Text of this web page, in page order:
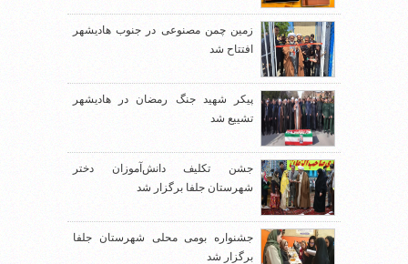
زمین چمن مصنوعی در جنوب هادیشهر
افتتاح شد
پیکر شهید جنگ رمضان در هادیشهر
تشییع شد
جشن تکلیف دانش‌آموزان دختر
شهرستان جلفا برگزار شد
جشنواره بومی محلی شهرستان جلفا
برگزار شد